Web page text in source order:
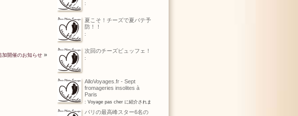
加開催のお知らせ »
:
夏こそ！チーズで夏バテ予
防！！
:
次回のチーズビュッフェ！
:
AlloVoyages.fr - Sept
fromageries insolites à
Paris
: Voyage pas cher に紹介されま
した。 続きを読む...
パリの最高峰スター6名の